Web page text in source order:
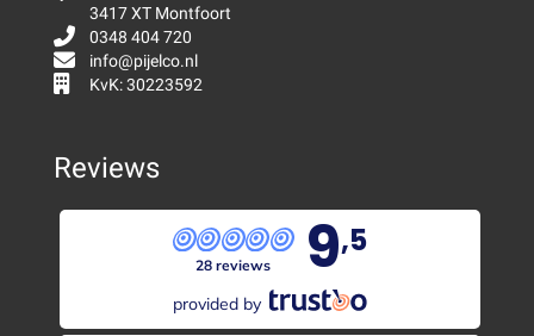
3417 XT Montfoort
0348 404 720
info@pijelco.nl
KvK: 30223592
Reviews
28 reviews 9,5
provided by